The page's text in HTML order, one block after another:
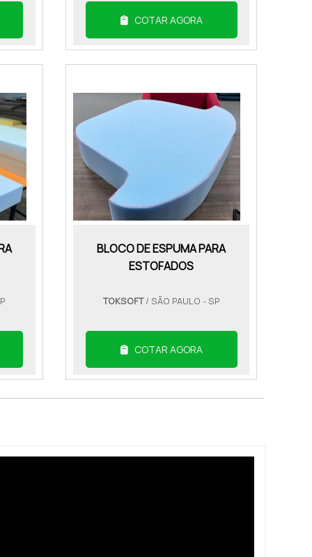
COTAR AGORA
BLOCO DE ESPUMA PARA
ESTOFADOS
TOKSOFT/ SÃO PAULO - SP
COTAR AGORA